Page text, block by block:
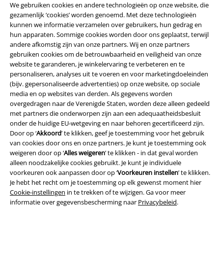
We gebruiken cookies en andere technologieën op onze website, die
gezamenlijk ‘cookies’ worden genoemd. Met deze technologieën
kunnen we informatie verzamelen over gebruikers, hun gedrag en
hun apparaten. Sommige cookies worden door ons geplaatst, terwijl
andere afkomstig zijn van onze partners. Wij en onze partners
gebruiken cookies om de betrouwbaarheid en veiligheid van onze
website te garanderen, je winkelervaring te verbeteren en te
personaliseren, analyses uit te voeren en voor marketingdoeleinden
(bijv. gepersonaliseerde advertenties) op onze website, op sociale
media en op websites van derden. Als gegevens worden
overgedragen naar de Verenigde Staten, worden deze alleen gedeeld
met partners die onderworpen zijn aan een adequaatheidsbesluit
onder de huidige EU-wetgeving en naar behoren gecertificeerd zijn.
Door op ‘Akkoord’ te klikken, geef je toestemming voor het gebruik
van cookies door ons en onze partners. Je kunt je toestemming ook
weigeren door op ‘Alles weigeren’ te klikken - in dat geval worden
alleen noodzakelijke cookies gebruikt. Je kunt je individuele
voorkeuren ook aanpassen door op ‘Voorkeuren instellen’ te klikken.
Je hebt het recht om je toestemming op elk gewenst moment hier
Cookie-instellingen in te trekken of te wijzigen. Ga voor meer
informatie over gegevensbescherming naar Privacybeleid.
Retourneer item
Algemene maat info
Annuleer mijn BSC-lidmaatschap
Betaalmethodes
Overige acties
Prijsvragen
Large Cadeaubonnen
Large Studentenkorting
EMP Backstage Club